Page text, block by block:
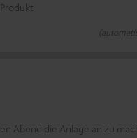
Abend die Anlage an zu